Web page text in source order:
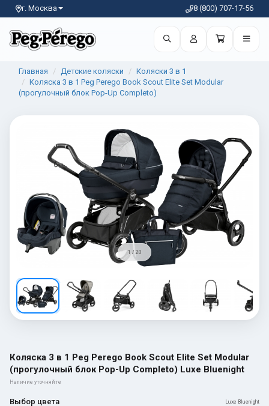
г. Москва 8 (800) 707-17-56
Главная Детские коляски
Коляски 3 в 1
Коляска 3 в 1 Peg Perego Book Scout Elite Set Modular
(прогулочный блок Pop-Up Completo)
1 / 20
Коляска 3 в 1 Peg Perego Book Scout Elite Set Modular
(прогулочный блок Pop-Up Completo) Luxe Bluenight
Наличие уточняйте
Выбор цвета Luxe Bluenight